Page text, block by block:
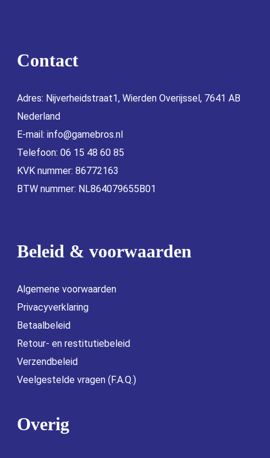
Contact
Adres: Nijverheidstraat1, Wierden Overijssel, 7641 AB
Nederland
E-mail: info@gamebros.nl
Telefoon: 06 15 48 60 85
KVK nummer: 86772163
BTW nummer: NL864079655B01
Beleid & voorwaarden
Algemene voorwaarden
Privacyverklaring
Betaalbeleid
Retour- en restitutiebeleid
Verzendbeleid
Veelgestelde vragen (F.A.Q.)
Overig